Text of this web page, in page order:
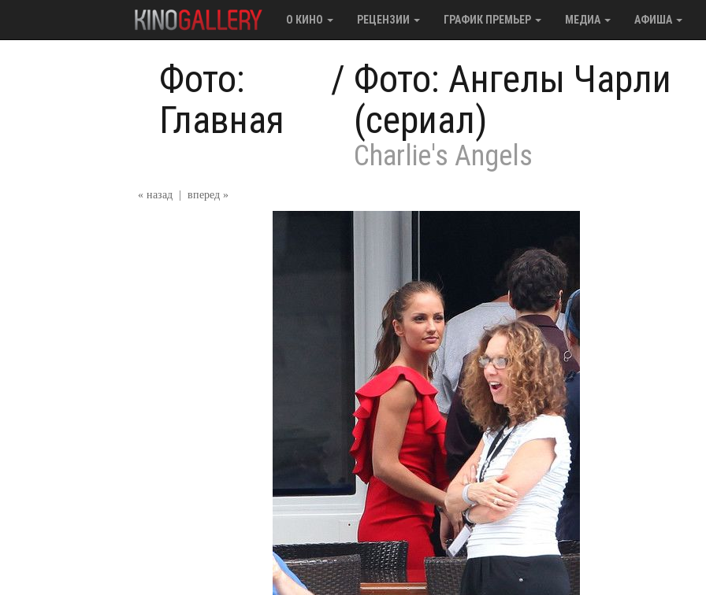
О КИНО РЕЦЕНЗИИ ГРАФИК ПРЕМЬЕР МЕДИА АФИША
Фото:
Главная
/ Фото: Ангелы Чарли
(сериал)
Charlie's Angels
« назад вперед »